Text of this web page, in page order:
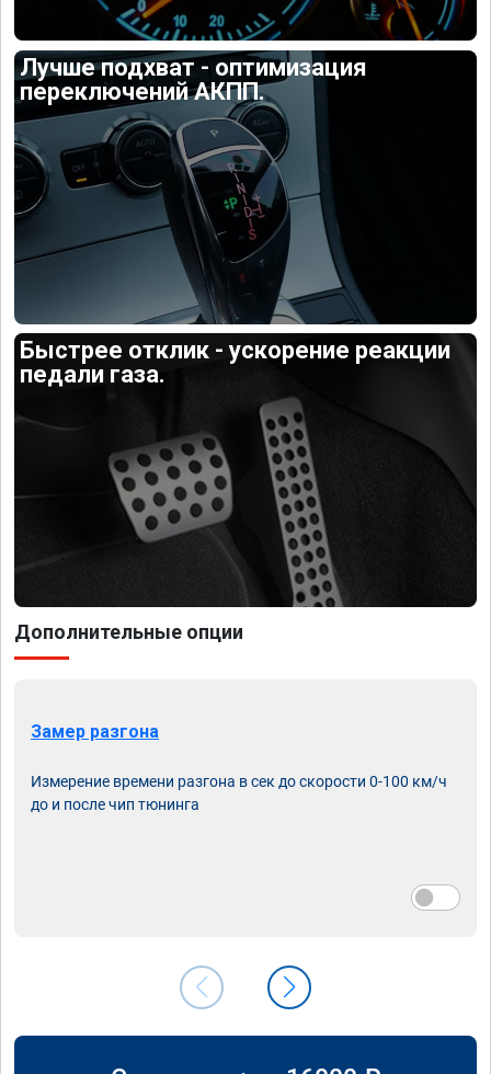
Лучше подхват - оптимизация
переключений АКПП.
Быстрее отклик - ускорение реакции
педали газа.
Дополнительные опции
Замер разгона
Измерение времени разгона в сек до скорости 0-100 км/ч
до и после чип тюнинга